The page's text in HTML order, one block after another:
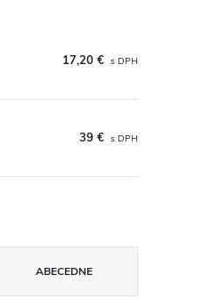
17,20 €
39 €
ABECEDNE